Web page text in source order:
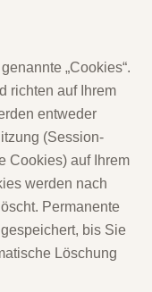
„Cookies“.
richten auf Ihrem
entweder
(Session-
Cookies) auf Ihrem
werden nach
Permanente
bis Sie
Löschung